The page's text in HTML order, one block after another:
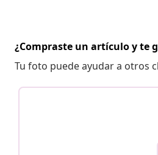
¿Compraste un artículo y te
Tu foto puede ayudar a otros